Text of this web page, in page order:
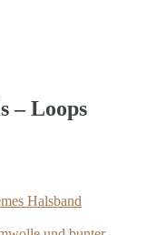
– Loops
Halsband